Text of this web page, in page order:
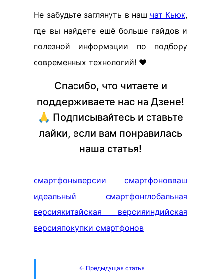
Не забудьте заглянуть в наш чат Кьюк,
где вы найдете ещё больше гайдов и
полезной информации по подбору
современных технологий! ❤️
Спасибо, что читаете и
поддерживаете нас на Дзене!
🙏 Подписывайтесь и ставьте
лайки, если вам понравилась
наша статья!
смартфоныверсии смартфоновваш
идеальный смартфонглобальная
версиякитайская версияиндийская
версияпокупки смартфонов
← Предыдущая статья